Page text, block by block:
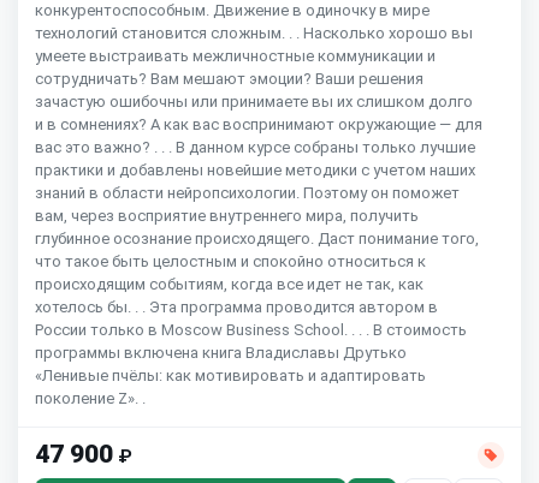
конкурентоспособным. Движение в одиночку в мире
технологий становится сложным. . . Насколько хорошо вы
умеете выстраивать межличностные коммуникации и
сотрудничать? Вам мешают эмоции? Ваши решения
зачастую ошибочны или принимаете вы их слишком долго
и в сомнениях? А как вас воспринимают окружающие — для
вас это важно? . . . В данном курсе собраны только лучшие
практики и добавлены новейшие методики с учетом наших
знаний в области нейропсихологии. Поэтому он поможет
вам, через восприятие внутреннего мира, получить
глубинное осознание происходящего. Даст понимание того,
что такое быть целостным и спокойно относиться к
происходящим событиям, когда все идет не так, как
хотелось бы. . . Эта программа проводится автором в
России только в Moscow Business School. . . . В стоимость
программы включена книга Владиславы Друтько
«Ленивые пчёлы: как мотивировать и адаптировать
поколение Z». .
47 900 ₽